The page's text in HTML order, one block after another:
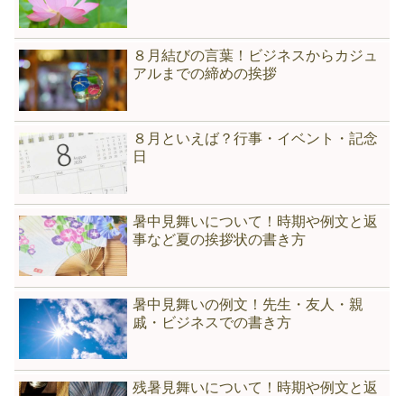
８月結びの言葉！ビジネスからカジュ
アルまでの締めの挨拶
８月といえば？行事・イベント・記念
日
暑中見舞いについて！時期や例文と返
事など夏の挨拶状の書き方
暑中見舞いの例文！先生・友人・親
戚・ビジネスでの書き方
残暑見舞いについて！時期や例文と返